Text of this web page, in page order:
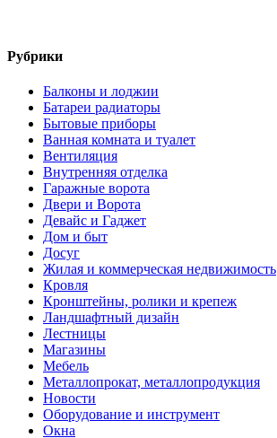
Рубрики
Балконы и лоджии
Батареи радиаторы‎
Бытовые приборы
Ванная комната и туалет
Вентиляция
Внутренняя отделка
Гаражные ворота
Двери и Ворота
Девайс и Гаджет
Дом и быт
Досуг
Жилая и коммерческая недвижимость
Кровля
Кронштейны, ролики и крепеж
Ландшафтный дизайн
Лестницы
Магазины
Мебель
Металлопрокат, металлопродукция
Новости
Оборудование и инструмент
Окна